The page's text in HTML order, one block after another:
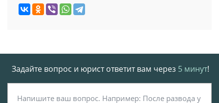
Задайте вопрос и юрист ответит вам через 5 минут!